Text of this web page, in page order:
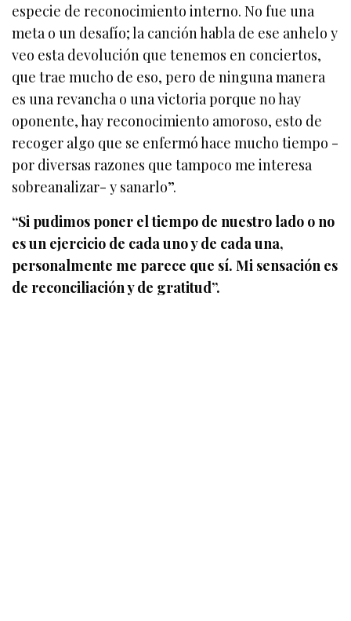
especie de reconocimiento interno. No fue una
meta o un desafío; la canción habla de ese anhelo y
veo esta devolución que tenemos en conciertos,
que trae mucho de eso, pero de ninguna manera
es una revancha o una victoria porque no hay
oponente, hay reconocimiento amoroso, esto de
recoger algo que se enfermó hace mucho tiempo -
por diversas razones que tampoco me interesa
sobreanalizar- y sanarlo”.
“Si pudimos poner el tiempo de nuestro lado o no
es un ejercicio de cada uno y de cada una,
personalmente me parece que sí. Mi sensación es
de reconciliación y de gratitud”.